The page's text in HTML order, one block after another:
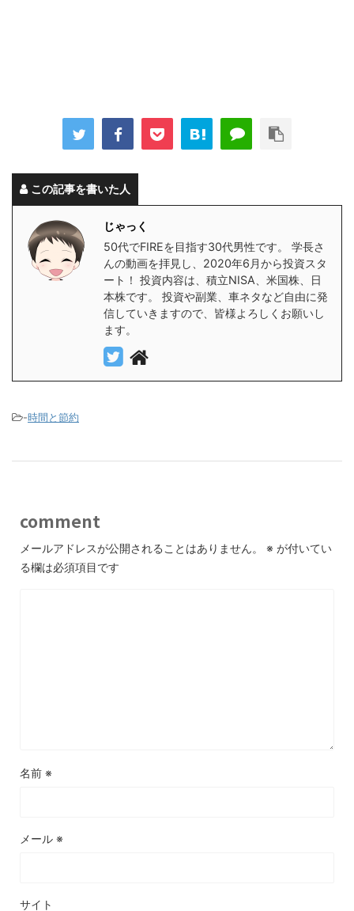
この記事を書いた人
じゃっく
50代でFIREを目指す30代男性です。 学長さ
んの動画を拝見し、2020年6月から投資スタ
ート！ 投資内容は、積立NISA、米国株、日
本株です。 投資や副業、車ネタなど自由に発
信していきますので、皆様よろしくお願いし
ます。
-時間と節約
comment
メールアドレスが公開されることはありません。 ※ が付いてい
る欄は必須項目です
名前 ※
メール ※
サイト